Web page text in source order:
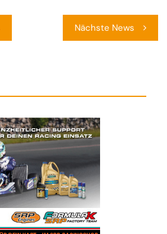
Nächste News